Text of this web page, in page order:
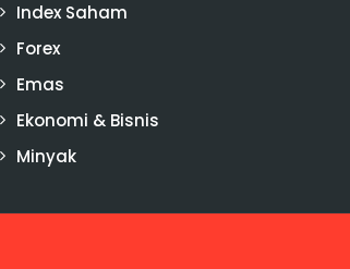
Index Saham
Forex
Emas
Ekonomi & Bisnis
Minyak